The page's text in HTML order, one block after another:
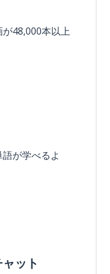
48,000本以上
が学べるよ
ット